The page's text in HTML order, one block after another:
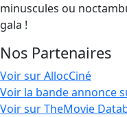
minuscules ou
gala !
Nos Partenaires
Voir sur AllocCiné
Voir la bande annonce
Voir sur TheMovie